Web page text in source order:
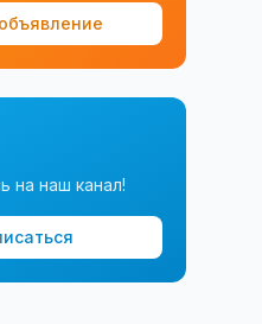
на наш канал!